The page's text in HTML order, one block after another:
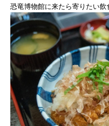
恐竜博物館に来たら寄りたい